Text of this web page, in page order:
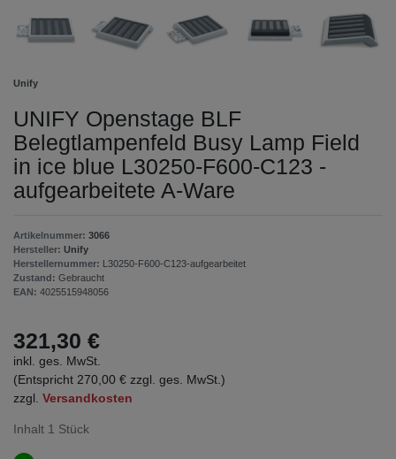
Unify
UNIFY Openstage BLF
Belegtlampenfeld Busy Lamp Field
in ice blue L30250-F600-C123 -
aufgearbeitete A-Ware
Artikelnummer: 3066
Hersteller: Unify
Herstellernummer: L30250-F600-C123-aufgearbeitet
Zustand: Gebraucht
EAN: 4025515948056
321,30 €
inkl. ges. MwSt.
(Entspricht 270,00 € zzgl. ges. MwSt.)
zzgl. Versandkosten
Inhalt 1 Stück